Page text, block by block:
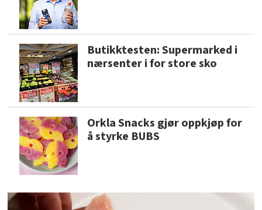
Butikktesten: Supermarked i
nærsenter i for store sko
Orkla Snacks gjør oppkjøp for
å styrke BUBS